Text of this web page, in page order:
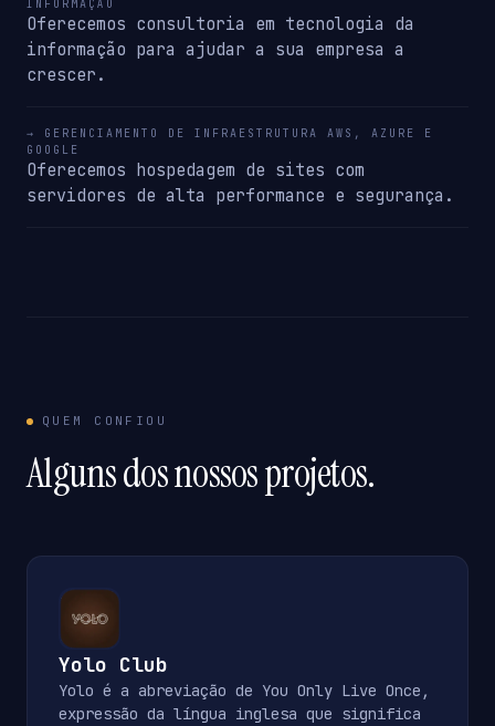
INFORMAÇÃO
Oferecemos consultoria em tecnologia da
informação para ajudar a sua empresa a
crescer.
→ GERENCIAMENTO DE INFRAESTRUTURA AWS, AZURE E
GOOGLE
Oferecemos hospedagem de sites com
servidores de alta performance e segurança.
QUEM CONFIOU
Alguns dos nossos projetos.
Yolo Club
Yolo é a abreviação de You Only Live Once,
expressão da língua inglesa que significa